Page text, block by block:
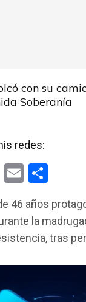
con su
Soberanía
redes:
W
at
s
p
p
E
ail m
p
tir
46 años
la
tras